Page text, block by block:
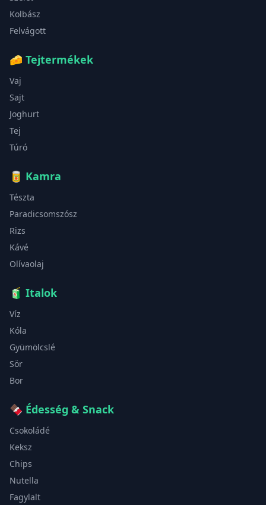
Kolbász
Felvágott
🧀 Tejtermékek
Vaj
Sajt
Joghurt
Tej
Túró
🥫 Kamra
Tészta
Paradicsomszósz
Rizs
Kávé
Olívaolaj
🧃 Italok
Víz
Kóla
Gyümölcslé
Sör
Bor
🍫 Édesség & Snack
Csokoládé
Keksz
Chips
Nutella
Fagylalt